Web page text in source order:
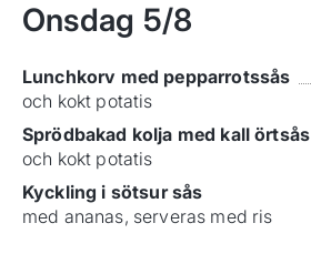
Onsdag 5/8
Lunchkorv med pepparrotssås
och kokt potatis
Sprödbakad kolja med kall örtsås
och kokt potatis
Kyckling i sötsur sås
med ananas, serveras med ris